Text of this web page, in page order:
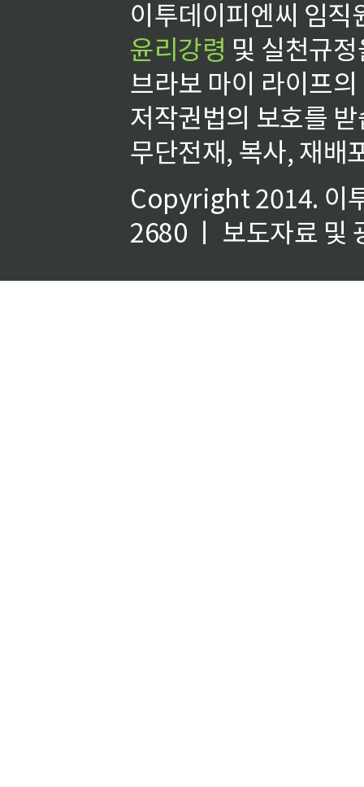
이투데이피엔씨 임
윤리강령 및 실천규
브라보 마이 라이프
저작권법의 보호를
무단전재, 복사, 재배
Copyright 2014. 이
2680 ㅣ 보도자료